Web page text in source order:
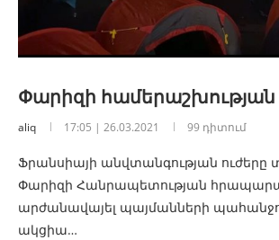
Փարիզի համերաշխության
aliq 17:05 | 26.03.2021 99 դիտում
Ֆրանսիայի անվտանգության ուժերը
Փարիզի Հանրապետության
արժանավայել պայմանների
ակցիա…